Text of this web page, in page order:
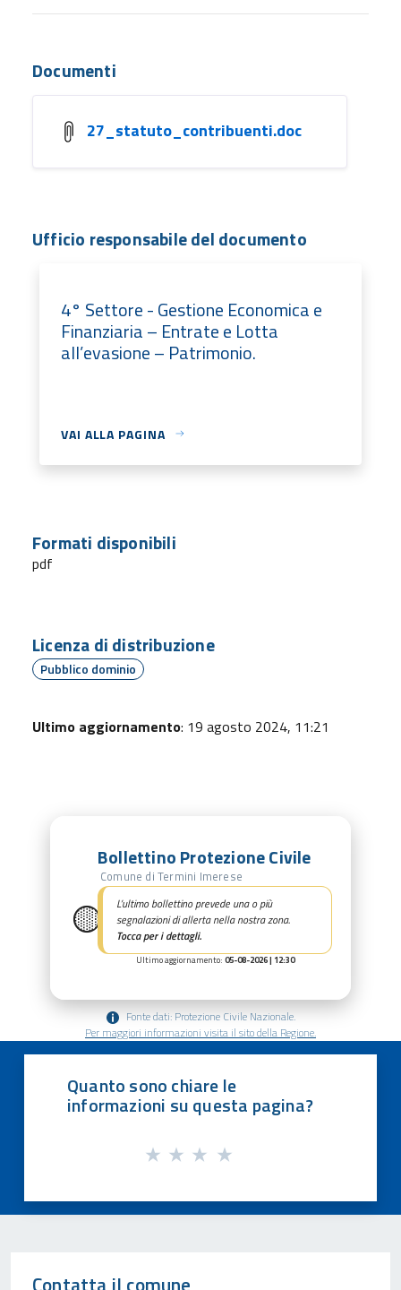
Documenti
27_statuto_contribuenti.doc
Ufficio responsabile del documento
4° Settore - Gestione Economica e
Finanziaria – Entrate e Lotta
all’evasione – Patrimonio.
VAI ALLA PAGINA
Formati disponibili
pdf
Licenza di distribuzione
Pubblico dominio
Ultimo aggiornamento: 19 agosto 2024, 11:21
🟡
Bollettino Protezione Civile
Comune di Termini Imerese
L’ultimo bollettino prevede una o più
segnalazioni di allerta nella nostra zona.
Tocca per i dettagli.
Ultimo aggiornamento: 05-08-2026 | 12:30
Fonte dati: Protezione Civile Nazionale.
Per maggiori informazioni visita il sito della Regione.
Quanto sono chiare le
informazioni su questa pagina?